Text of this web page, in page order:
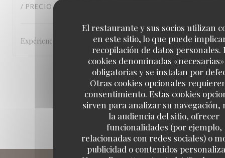
El restaurante y sus socios utilizan
en este sitio, lo que puede
recopilación de datos personales.
cookies denominadas
obligatorias y se instalan por
Otras cookies opcionales
consentimiento. Estas cookies
sirven para analizar su navegación,
la audiencia del sitio, ofrecer
funcionalidades (por ejemplo,
relacionadas con redes sociales) o
publicidad o contenidos
/ PRECIO :
Expérience globalement sympa.
2 3